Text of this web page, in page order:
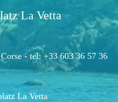
La Vetta
- tel: +33 603 36 57 36
La Vetta